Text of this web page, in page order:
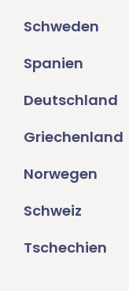
Schweden
Spanien
Deutschland
Griechenland
Norwegen
Schweiz
Tschechien